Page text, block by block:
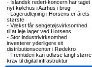
- Islandsk rederi-koncern har taget
nyt kølehus i Aarhus i brug
- Lagerudlejning i Horsens er årets
største
- Vækst får sengetøjsvirksomhed
til at leje lager ved Horsens
- Stor industrivirksomhed
investerer yderligere sit
distributionscenter i Rødekro
- Fremtiden kan udløse langt større
krav til digital infrastruktur